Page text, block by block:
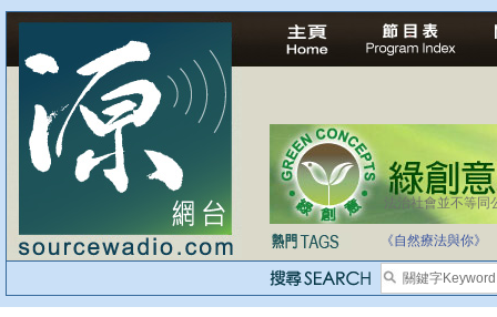
法治社會並不等同
自家教育合法化-
《自然療法與你》